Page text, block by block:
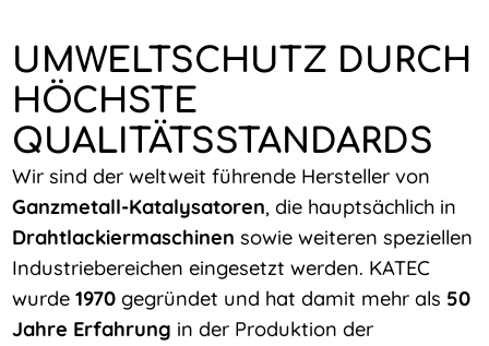
UMWELTSCHUTZ DURCH
HÖCHSTE
QUALITÄTSSTANDARDS
Wir sind der weltweit führende Hersteller von
Ganzmetall-Katalysatoren, die hauptsächlich in
Drahtlackiermaschinen sowie weiteren speziellen
Industriebereichen eingesetzt werden. KATEC
wurde1970 gegründet und hat damit mehr als 50
Jahre Erfahrung in der Produktion der